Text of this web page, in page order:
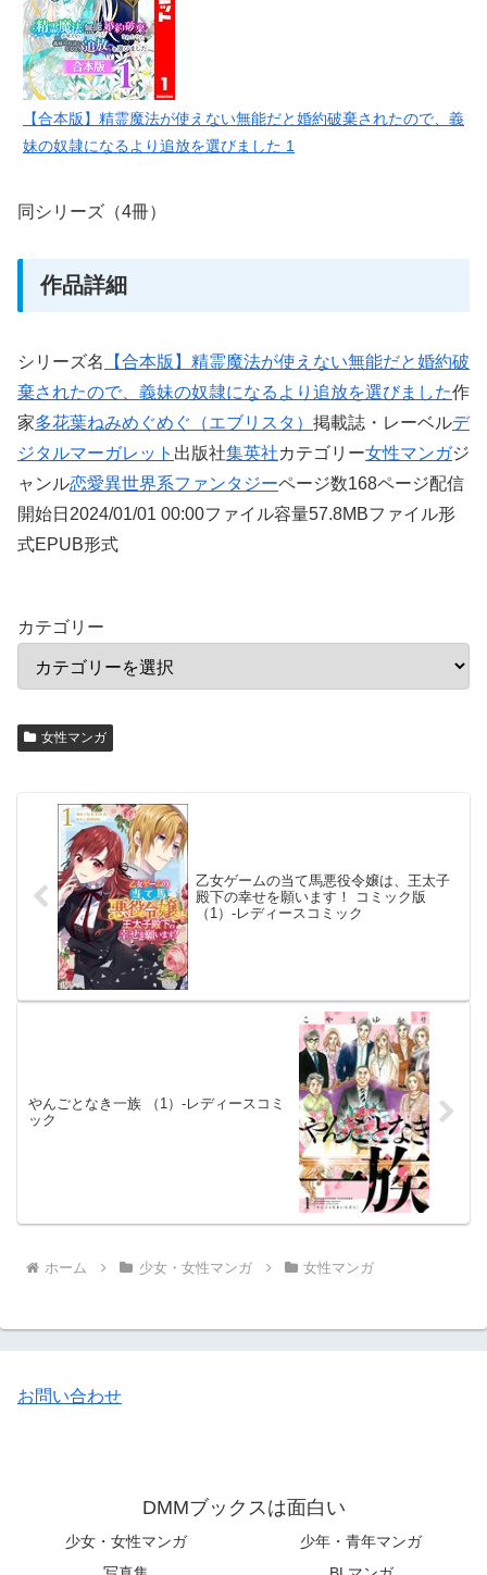
【合本版】精霊魔法が使えない無能だと婚約破棄されたので、義
妹の奴隷になるより追放を選びました 1
同シリーズ（4冊）
作品詳細
シリーズ名
【合本版】精霊魔法が使えない無能だと婚約破
棄されたので、義妹の奴隷になるより追放を選びました作
家多花葉ねみめぐめぐ（エブリスタ） 掲載誌・レーベルデ
ジタルマーガレット 出版社集英社カテゴリー女性マンガジ
ャンル恋愛異世界系ファンタジーページ数168ページ配信
開始日2024/01/01 00:00ファイル容量57.8MBファイル形
式EPUB形式
カテゴリー
女性マンガ
乙女ゲームの当て馬悪役令嬢は、王太子
殿下の幸せを願います！ コミック版
（1）-レディースコミック
やんごとなき一族 （1）-レディースコミ
ック
ホーム 少女・女性マンガ 女性マンガ
お問い合わせ
DMMブックスは面白い
少女・女性マンガ
少年・青年マンガ